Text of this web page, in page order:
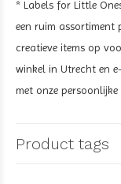
* Labels for Little
een ruim assortiment
creatieve items op
winkel in Utrecht en
met onze persoonlijke
Product tags